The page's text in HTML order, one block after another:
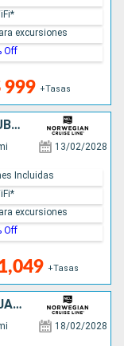
999 +Tasas
excursiones
Off
ESTADOS UNIDOS, BAHAMAS, REPÚBLICA DOMINICANA
13/02/2028
+Tasas
Incluidas
excursiones
Off
ESTADOS UNIDOS, ISLAS CAIMÁN, JAMAICA, REPÚBLICA DOMINICANA, ARUBA
18/02/2028